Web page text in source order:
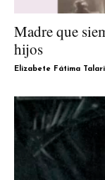
Madre que
hijos
Elizabete Fátima